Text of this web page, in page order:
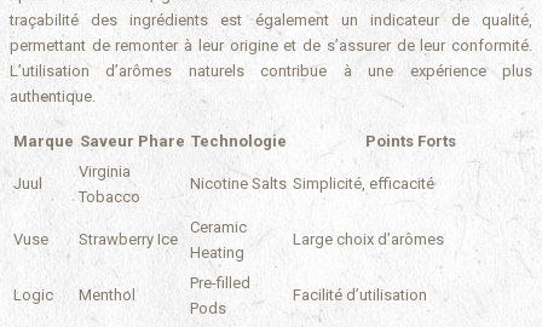
traçabilité des ingrédients est également un indicateur de qualité,
permettant de remonter à leur origine et de s’assurer de leur conformité.
L’utilisation d’arômes naturels contribue à une expérience plus
authentique.
Marque Saveur Phare Technologie Points Forts
Juul
Virginia
Tobacco
Nicotine Salts Simplicité, efficacité
Vuse Strawberry Ice
Ceramic
Heating
Large choix d’arômes
Logic Menthol
Pre-filled
Pods
Facilité d’utilisation